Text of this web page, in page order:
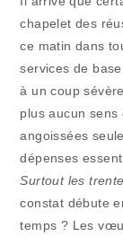
chapelet des
ce matin dans
services de
à un coup
plus aucun
angoissées
dépenses
Surtout les
constat débute
temps ? Les